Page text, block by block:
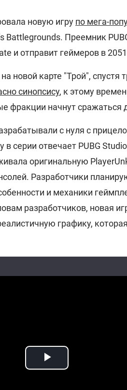
новую игру по мега-
Battlegrounds. Преемник
и отправит геймеров в
новой карте "Трой", спустя
синопсису, к этому
фракции начнут сражаться
с нуля с
серии отвечает PUBG
оригинальную
Разработчики
и механики
разработчиков, новая
графику,